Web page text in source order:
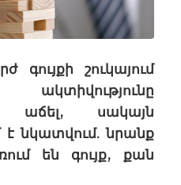
գույքի շուկայում
ակտիվությունը
աճել, սակայն
է նկատվում. նրանք
են գույք, քան